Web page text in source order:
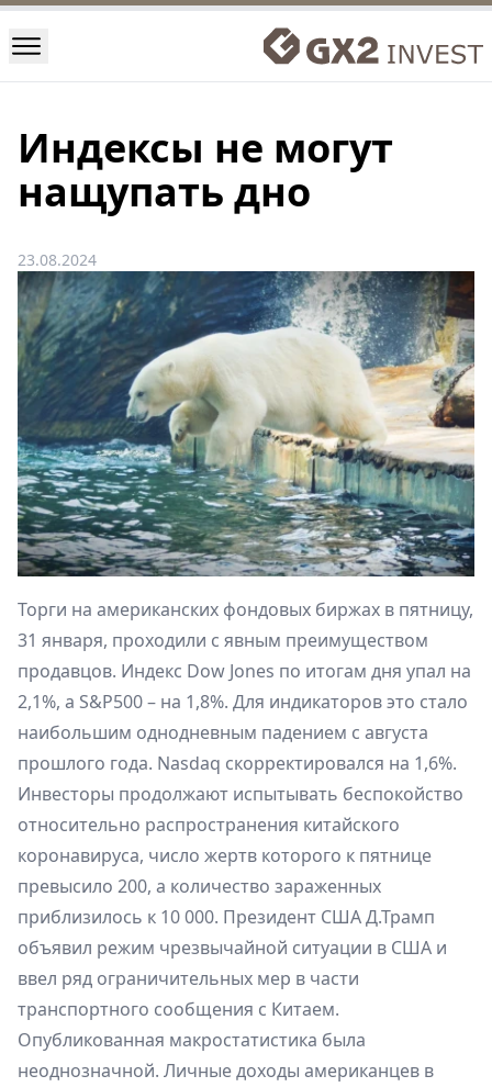
Индексы не могут
нащупать дно
23.08.2024
Торги на американских фондовых биржах в пятницу,
31 января, проходили с явным преимуществом
продавцов. Индекс Dow Jones по итогам дня упал на
2,1%, а S&P500 – на 1,8%. Для индикаторов это стало
наибольшим однодневным падением с августа
прошлого года. Nasdaq скорректировался на 1,6%.
Инвесторы продолжают испытывать беспокойство
относительно распространения китайского
коронавируса, число жертв которого к пятнице
превысило 200, а количество зараженных
приблизилось к 10 000. Президент США Д.Трамп
объявил режим чрезвычайной ситуации в США и
ввел ряд ограничительных мер в части
транспортного сообщения с Китаем.
Опубликованная макростатистика была
неоднозначной. Личные доходы американцев в